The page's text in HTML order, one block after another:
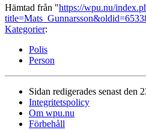
Hämtad från "https://wpu.nu/
Kategorier:
Polis
Person
Sidan redigerades senast den
Integritetspolicy
Om wpu.nu
Förbehåll